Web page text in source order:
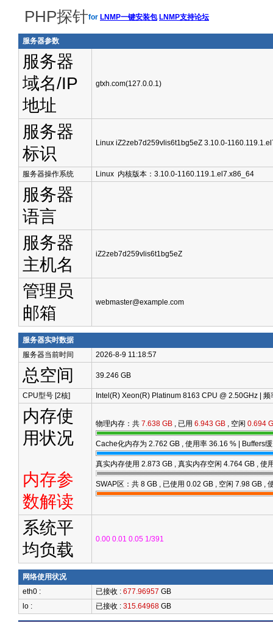
PHP探针for LNMP一键安装包 LNMP支持论坛
服务器参数
服务器
域名/IP
地址
gtxh.com(127.0.0.1)
服务器
标识
Linux iZ2zeb7d259vlis6t1bg5eZ 3.10.0-
服务器操作系统 Linux 内核版本：3.10.0-1160.119.1.el7.x86_64
服务器
语言
服务器
主机名
iZ2zeb7d259vlis6t1bg5eZ
管理员
邮箱
webmaster@example.com
服务器实时数据
服务器当前时间
2026-8-9 11:18:57
总空间 39.246 GB
CPU型号 [2核] Intel(R) Xeon(R) Platinum 8163 CPU @ 2.50GHz |
内存使
用状况
内存参
数解读
物理内存：共 7.638 GB , 已用 6.943 GB , 空闲 0.694
Cache化内存为 2.762 GB , 使用率 36.16 % | Buffers
真实内存使用 2.873 GB , 真实内存空闲 4.764 GB , 使
SWAP区：共 8 GB , 已使用 0.02 GB , 空闲 7.98 GB ,
系统平
均负载
0.00 0.01 0.05 1/391
网络使用状况
eth0 :
已接收 : 677.96957 GB
lo :
已接收 : 315.64968 GB